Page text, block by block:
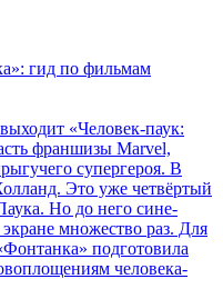
гид по фильмам
«Человек-паук:
франшизы Marvel,
супергероя. В
Это уже четвёртый
Но до него сине-
множество раз. Для
подготовила
человека-